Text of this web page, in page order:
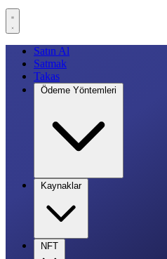
Satın Al
Satmak
Takas
Ödeme Yöntemleri
Kaynaklar
NFT